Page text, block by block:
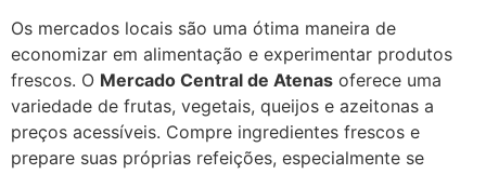
Os mercados locais são uma ótima maneira de
economizar em alimentação e experimentar produtos
frescos. O Mercado Central de Atenas oferece uma
variedade de frutas, vegetais, queijos e azeitonas a
preços acessíveis. Compre ingredientes frescos e
prepare suas próprias refeições, especialmente se